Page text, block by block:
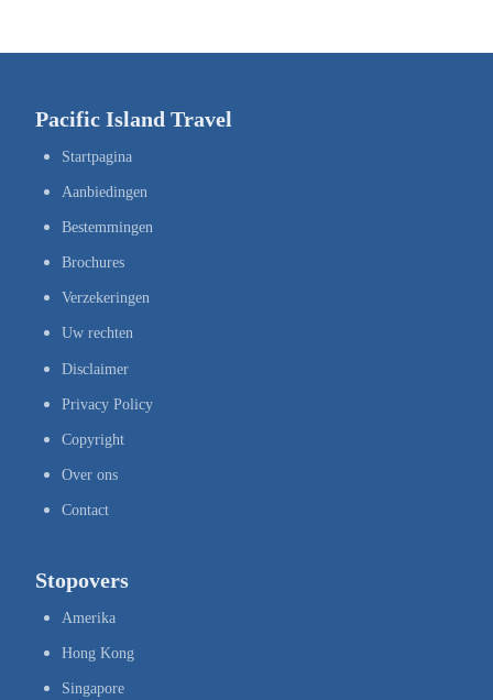
Pacific Island Travel
Startpagina
Aanbiedingen
Bestemmingen
Brochures
Verzekeringen
Uw rechten
Disclaimer
Privacy Policy
Copyright
Over ons
Contact
Stopovers
Amerika
Hong Kong
Singapore